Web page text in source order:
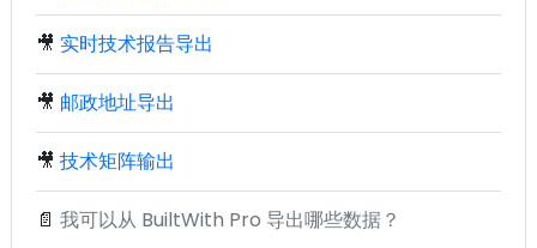
🎥 实时技术报告导出
🎥 邮政地址导出
🎥 技术矩阵输出
📄 我可以从 BuiltWith Pro 导出哪些数据？